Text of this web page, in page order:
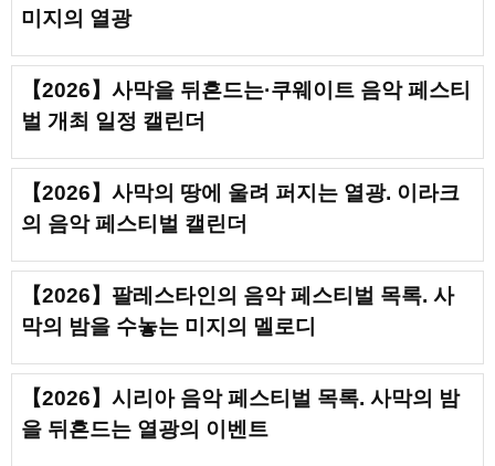
미지의 열광
【2026】사막을 뒤흔드는·쿠웨이트 음악 페스티
벌 개최 일정 캘린더
【2026】사막의 땅에 울려 퍼지는 열광. 이라크
의 음악 페스티벌 캘린더
【2026】팔레스타인의 음악 페스티벌 목록. 사
막의 밤을 수놓는 미지의 멜로디
【2026】시리아 음악 페스티벌 목록. 사막의 밤
을 뒤흔드는 열광의 이벤트